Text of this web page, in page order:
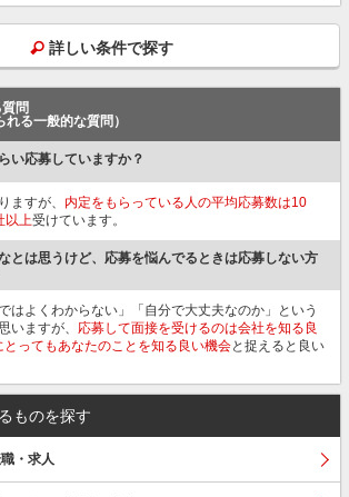
詳しい条件で探す
問
れる一般的な質問）
い応募していますか？
ますが、 内定をもらっている人の平均応募数は10
以上受けています。
とは思うけど、応募を悩んでるときは応募しない方
はよくわからない」「自分で大丈夫なのか」という
いますが、 応募して面接を受けるのは会社を知る良
ってもあなたのことを知る良い機会と捉えると良い
ものを探す
・求人